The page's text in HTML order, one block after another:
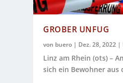
GROBER UNFUG
von buero | Dez. 28, 2022 |
Linz am Rhein (ots) –
sich ein Bewohner aus